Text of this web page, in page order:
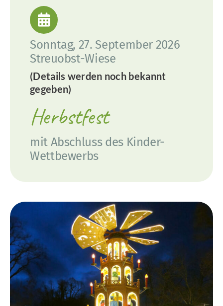
Sonntag, 27. September 2026
Streuobst-Wiese
(Details werden noch bekannt
gegeben)
Herbstfest
mit Abschluss des Kinder-
Wettbewerbs